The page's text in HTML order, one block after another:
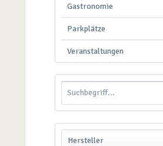
Gastronomie
Parkplätze
Veranstaltungen
Hersteller